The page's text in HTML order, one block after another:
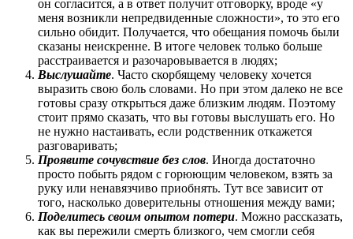
он согласится, а в ответ получит отговорку, вроде «у
меня возникли непредвиденные сложности», то это его
сильно обидит. Получается, что обещания помочь были
сказаны неискренне. В итоге человек только больше
расстраивается и разочаровывается в людях;
Выслушайте. Часто скорбящему человеку хочется
выразить свою боль словами. Но при этом далеко не все
готовы сразу открыться даже близким людям. Поэтому
стоит прямо сказать, что вы готовы выслушать его. Но
не нужно настаивать, если родственник откажется
разговаривать;
Проявите сочувствие без слов. Иногда достаточно
просто побыть рядом с горюющим человеком, взять за
руку или ненавязчиво приобнять. Тут все зависит от
того, насколько доверительны отношения между вами;
Поделитесь своим опытом потери. Можно рассказать,
как вы пережили смерть близкого, чем смогли себя